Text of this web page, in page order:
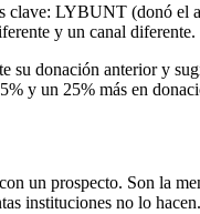
clave: LYBUNT (donó
y un canal diferente.
su donación anterior y
y un 25% más en
un prospecto. Son la
instituciones no lo hacen.